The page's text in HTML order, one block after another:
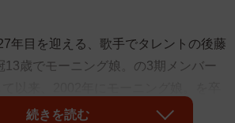
年目を迎える、歌手でタレントの後藤
13歳でモーニング娘。の3期メンバー
け、今は40歳になった。近年もラッ
続きを読む